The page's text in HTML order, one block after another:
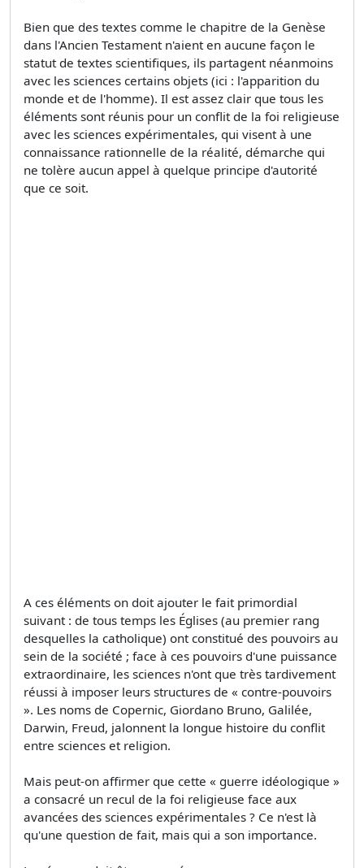
Bien que des textes comme le chapitre de la Genèse
dans l'Ancien Testament n'aient en aucune façon le
statut de textes scientifiques, ils partagent néanmoins
avec les sciences certains objets (ici : l'apparition du
monde et de l'homme). Il est assez clair que tous les
éléments sont réunis pour un conflit de la foi religieuse
avec les sciences expérimentales, qui visent à une
connaissance rationnelle de la réalité, démarche qui
ne tolère aucun appel à quelque principe d'autorité
que ce soit.
A ces éléments on doit ajouter le fait primordial
suivant : de tous temps les Églises (au premier rang
desquelles la catholique) ont constitué des pouvoirs au
sein de la société ; face à ces pouvoirs d'une puissance
extraordinaire, les sciences n'ont que très tardivement
réussi à imposer leurs structures de « contre-pouvoirs
». Les noms de Copernic, Giordano Bruno, Galilée,
Darwin, Freud, jalonnent la longue histoire du conflit
entre sciences et religion.
Mais peut-on affirmer que cette « guerre idéologique »
a consacré un recul de la foi religieuse face aux
avancées des sciences expérimentales ? Ce n'est là
qu'une question de fait, mais qui a son importance.